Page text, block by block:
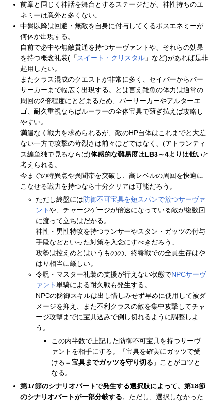
前章と同じく神話を舞台とするステージだが、神性持ちのエ
ネミーは意外と多くない。
中盤以降は回避・無敵を自身に付与してくるボスエネミーが
何体か出現する。
自前で必中や無敵貫通を持つサーヴァントや、それらの効果
を持つ概念礼装(「 スイート・クリスタル 」など)があれば是非
起用したい。
またクラス混成のクエストが非常に多く、セイバーからバー
サーカーまで幅広く出現する。とは言え雑魚の体力は通常の
周回の2倍程度にとどまるため、バーサーカーやアルターエ
ゴ、耐久重視ならばルーラーの全体宝具で薙ぎ払えば攻略し
やすい。
満遍なく戦力を求められるが、敵のHP自体はこれまでと大差
ない一方で攻撃の苛烈さは前々ほどではなく、(アトランティ
ス編単独で見るならば)体感的な難易度はLB3～4よりは低いと
考えられる。
今までの特異点や異聞帯を突破し、高レベルの周回を快適に
こなせる戦力を持つなら十分クリアは可能だろう。
ただし終盤には防御不可宝具を短スパンで放つサーヴァ
ントや、チャージゲージが倍速になっている敵が複数回
に渡って立ちはだかる。
神性・男性特攻を持つランサーやスタン・ガッツの付与
手段などといった対策を入念にすべきだろう。
攻勢は控えめとはいうものの、終盤戦での全員生存はや
はり相当に厳しい。
令呪・マスター礼装の支援が行えない状態でNPCサーヴ
ァント単騎による耐久戦も発生する。
NPCの防御スキルは出し惜しみせず早めに使用して被ダ
メージを抑え、また不利クラスの敵を集中攻撃してチャ
ージ攻撃までに宝具込みで倒し切れるように調整しよ
う。
この内半数で上記した防御不可宝具を持つサーヴ
ァントを相手にする。「宝具を確実にガッツで受
ける＝宝具までガッツを守り切る 」ことがコツと
なる。
第17節のシナリオパートで発生する選択肢によって、第18節
のシナリオパートが一部分岐する。ただし、選択しなかった